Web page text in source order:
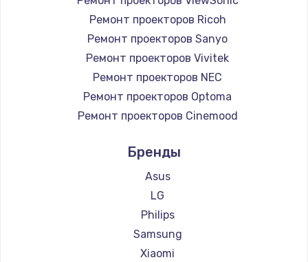
Ремонт проекторов Ricoh
Ремонт проекторов Sanyo
Ремонт проекторов Vivitek
Ремонт проекторов NEC
Ремонт проекторов Optoma
Ремонт проекторов Cinemood
Ремонт проекторов Barco
Ремонт проекторов Xgimi
Ремонт проекторов Canon
Ремонт проекторов JVC
Ремонт проекторов Casio
Ремонт проекторов Hiper
Бренды
Asus
LG
Philips
Samsung
Xiaomi